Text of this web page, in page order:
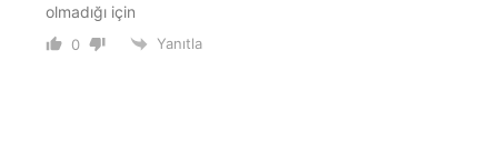
olmadığı için
0 Yanıtla